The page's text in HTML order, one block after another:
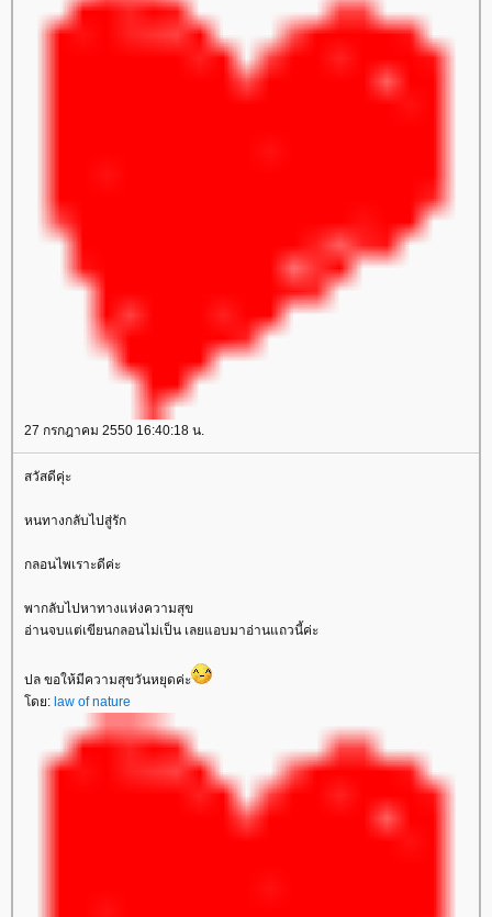
27 กรกฎาคม 2550 16:40:18 น.
สวัสดีคุ่ะ
หนทางกลับไปสู่รัก
กลอนไพเราะดีค่ะ
พากลับไปหาทางแห่งความสุข
อ่านจบแต่เขียนกลอนไม่เป็น เลยแอบมาอ่านแถวนี้ค่ะ
ปล ขอให้มีความสุขวันหยุดค่ะ
ดย: law of nature